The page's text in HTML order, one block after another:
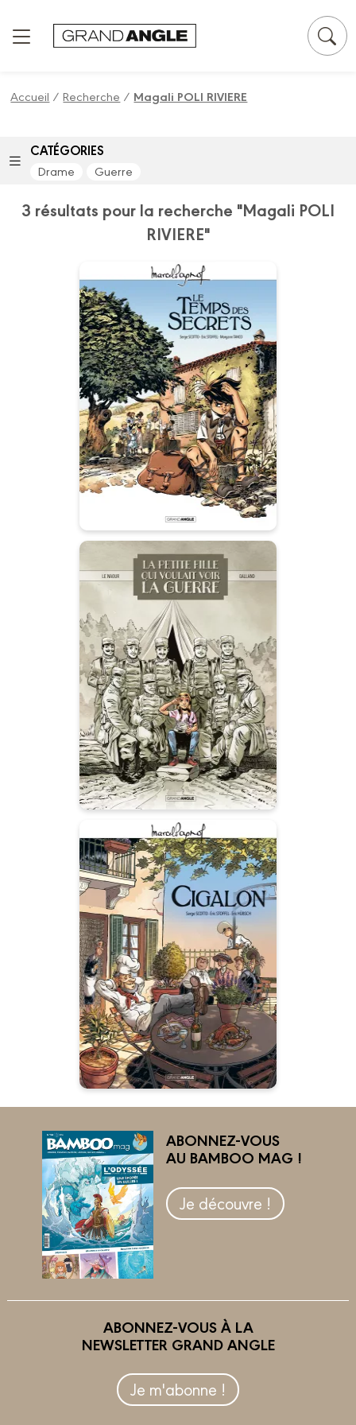
Accueil /Recherche / Magali POLI RIVIERE
CATÉGORIES
Drame Guerre
3 résultats pour la recherche "Magali POLI
RIVIERE"
M. Pagnol en BD :
Le temps des
secrets - histoire
complète
Date de parution :
08/11/2017
Le troisième tome des souvenirs
d’enfance de Marcel Pagnol.
La Petite fille qui
voulait voir la
guerre - histoire
complète
Date de parution :
26/09/2018
Un soldat qui meurt au front,
c’est une famille dévastée à
l’arrière.
M. Pagnol en BD :
Cigalon - histoire
complète
Date de parution :
22/08/2018
Grand Angle adapte en BD
l’intégralité de l’œuvre de
Marcel Pagnol
ABONNEZ-VOUS
AU BAMBOO MAG !
Je découvre !
ABONNEZ-VOUS À LA
NEWSLETTER GRAND ANGLE
Je m'abonne !